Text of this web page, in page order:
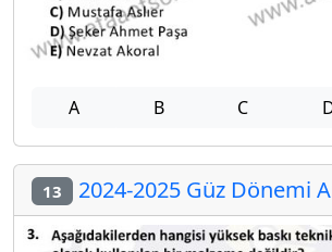
A B C
13 2024-2025 Güz Dönemi